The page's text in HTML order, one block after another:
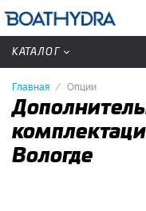
КАТАЛОГ
Главная Опции
Вологде